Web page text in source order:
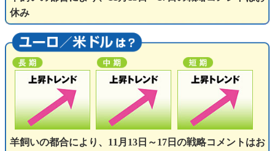
休み
羊飼いの都合により、11月13日～17日の戦略コメントはお